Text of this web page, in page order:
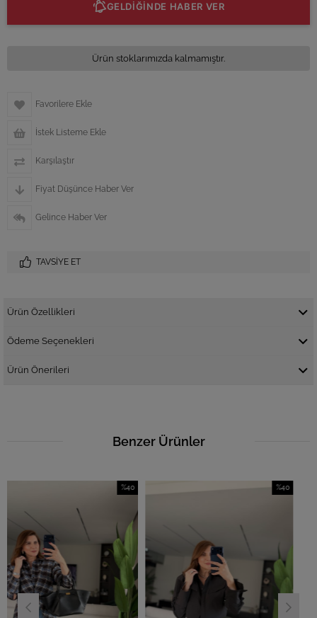
GELDİĞİNDE HABER VER
Ürün stoklarımızda kalmamıştır.
Favorilere Ekle
İstek Listeme Ekle
Karşılaştır
Fiyat Düşünce Haber Ver
Gelince Haber Ver
TAVSIYE ET
Ürün Özellikleri
Ödeme Seçenekleri
Ürün Önerileri
Benzer Ürünler